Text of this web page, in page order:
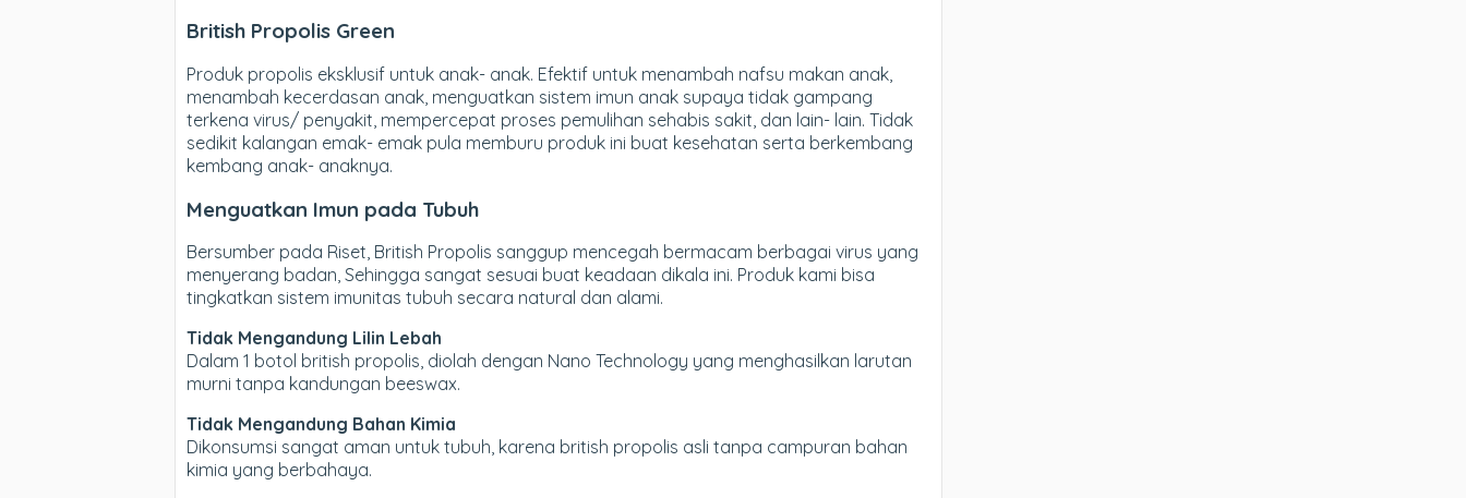
British Propolis Green
Produk propolis eksklusif untuk anak- anak. Efektif untuk menambah nafsu makan anak,
menambah kecerdasan anak, menguatkan sistem imun anak supaya tidak gampang
terkena virus/ penyakit, mempercepat proses pemulihan sehabis sakit, dan lain- lain. Tidak
sedikit kalangan emak- emak pula memburu produk ini buat kesehatan serta berkembang
kembang anak- anaknya.
Menguatkan Imun pada Tubuh
Bersumber pada Riset, British Propolis sanggup mencegah bermacam berbagai virus yang
menyerang badan, Sehingga sangat sesuai buat keadaan dikala ini. Produk kami bisa
tingkatkan sistem imunitas tubuh secara natural dan alami.
Tidak Mengandung Lilin Lebah
Dalam 1 botol british propolis, diolah dengan Nano Technology yang menghasilkan larutan
murni tanpa kandungan beeswax.
Tidak Mengandung Bahan Kimia
Dikonsumsi sangat aman untuk tubuh, karena british propolis asli tanpa campuran bahan
kimia yang berbahaya.